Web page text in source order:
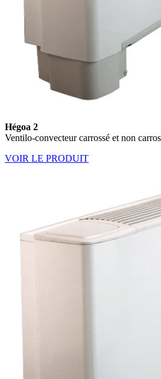
Hégoa 2
Ventilo-convecteur carrossé et non
VOIR LE PRODUIT